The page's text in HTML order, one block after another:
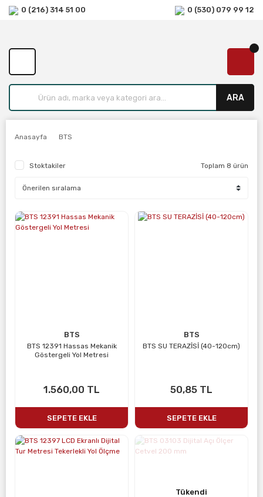
0 (216) 314 51 00 0 (530) 079 99 12
ARA
Anasayfa BTS
Stoktakiler Toplam 8 ürün
BTS
BTS 12391 Hassas Mekanik
Göstergeli Yol Metresi
1.560,00 TL
SEPETE EKLE
BTS
BTS SU TERAZİSİ (40-120cm)
50,85 TL
SEPETE EKLE
Tükendi